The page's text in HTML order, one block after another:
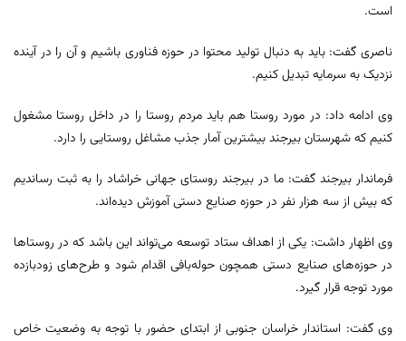
است.
ناصری گفت: باید به دنبال تولید محتوا در حوزه فناوری باشیم و آن را در آینده
نزدیک به سرمایه تبدیل کنیم.
وی ادامه داد: در مورد روستا هم باید مردم روستا را در داخل روستا مشغول
کنیم که شهرستان بیرجند بیشترین آمار جذب مشاغل روستایی را دارد.
فرماندار بیرجند گفت: ما در بیرجند روستای جهانی خراشاد را به ثبت رساندیم
که بیش از سه هزار نفر در حوزه صنایع دستی آموزش دیده‌اند.
وی اظهار داشت: یکی از اهداف ستاد توسعه می‌تواند این باشد که در روستاها
در حوزه‌های صنایع دستی همچون حوله‌بافی اقدام شود و طرح‌های زودبازده
مورد توجه قرار گیرد.
وی گفت: استاندار خراسان جنوبی از ابتدای حضور با توجه به وضعیت خاص